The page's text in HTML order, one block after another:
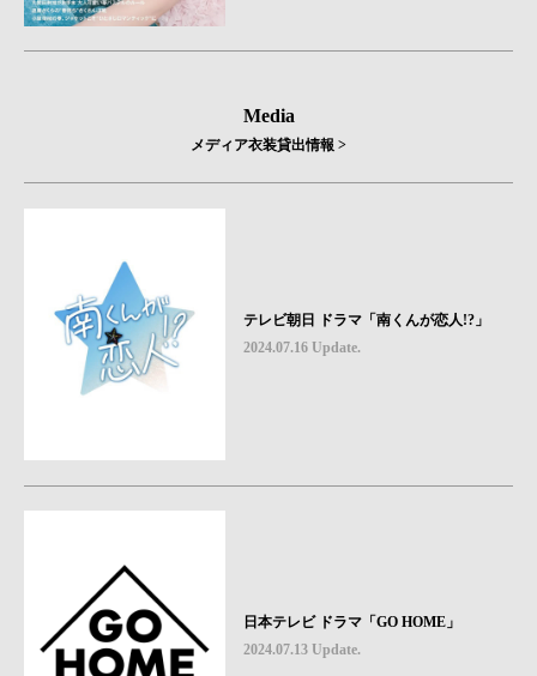
Media
メディア衣装貸出情報 >
テレビ朝日 ドラマ「南くんが恋人!?」
2024.07.16 Update.
日本テレビ ドラマ「GO HOME」
2024.07.13 Update.